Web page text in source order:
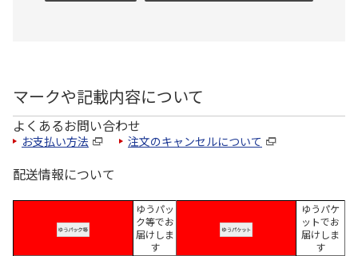
マークや記載内容について
よくあるお問い合わせ
お支払い方法 注文のキャンセルについて
配送情報について
ゆうパッ
ク等でお
届けしま
す
ゆうパケ
ットでお
届けしま
す